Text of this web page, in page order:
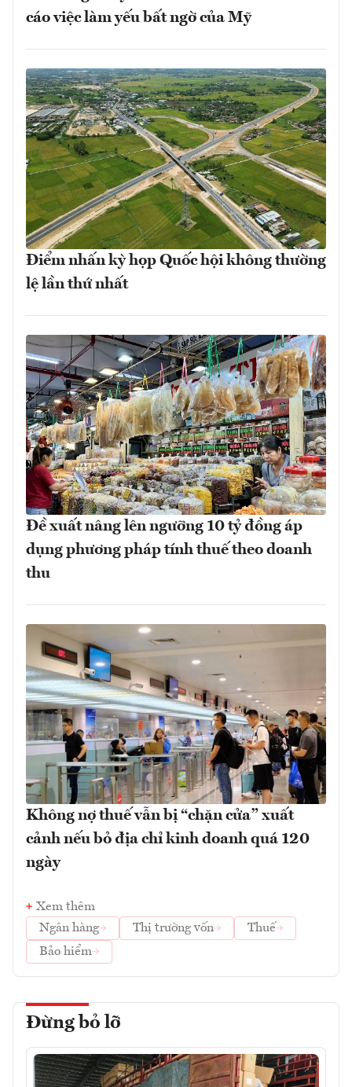
cáo việc làm yếu bất ngờ của Mỹ
Điểm nhấn kỳ họp Quốc hội không thường
lệ lần thứ nhất
Đề xuất nâng lên ngưỡng 10 tỷ đồng áp
dụng phương pháp tính thuế theo doanh
thu
Không nợ thuế vẫn bị “chặn cửa” xuất
cảnh nếu bỏ địa chỉ kinh doanh quá 120
ngày
Xem thêm
Ngân hàng
Thị trường vốn
Thuế
Bảo hiểm
Đừng bỏ lỡ